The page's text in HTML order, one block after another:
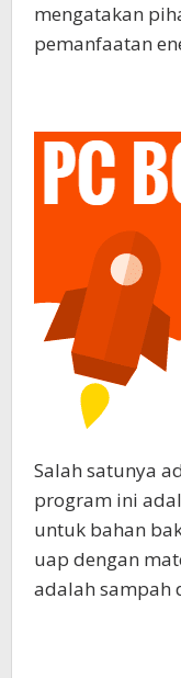
mengatakan
pemanfaatan
Salah satunya
program ini
untuk bahan
uap dengan
adalah sampah